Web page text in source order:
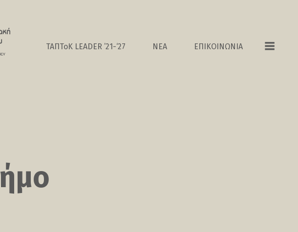
ΤΑΠΤοK LEADER ’21-‘27 ΝΕΑ ΕΠΙΚΟΙΝΩΝΙΑ